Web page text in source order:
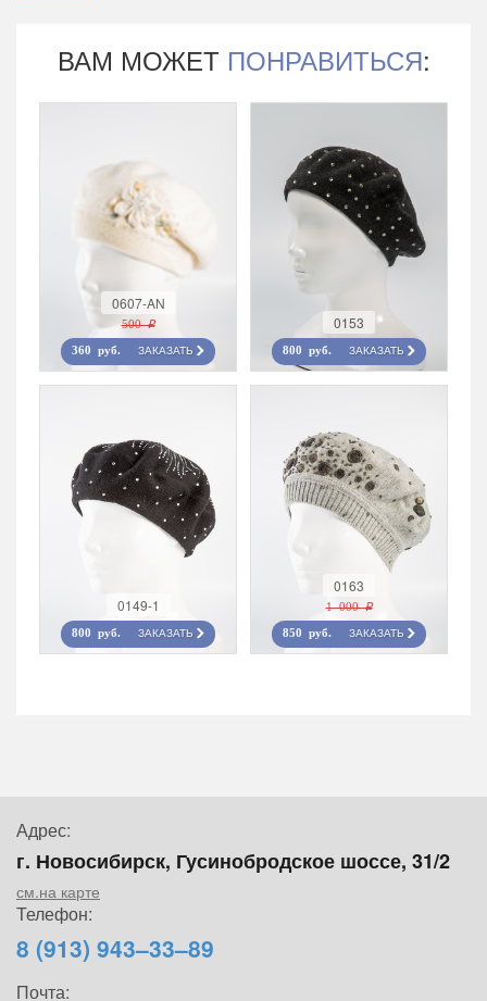
ВАМ МОЖЕТ ПОНРАВИТЬСЯ:
0607-AN
500 r
360 руб. ЗАКАЗАТЬ
0153
800 руб. ЗАКАЗАТЬ
0149-1
800 руб. ЗАКАЗАТЬ
0163
1 000 r
850 руб. ЗАКАЗАТЬ
Адрес:
г. Новосибирск, Гусинобродское шоссе, 31/2
см.на карте
Телефон:
8 (913) 943–33–89
Почта: